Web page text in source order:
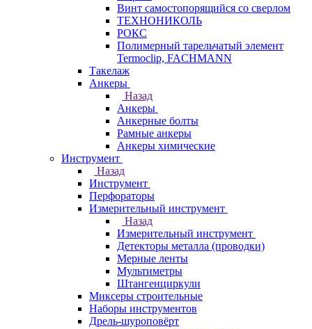
Винт самостопорящийся со сверлом
ТЕХНОНИКОЛЬ
РОКС
Полимерный тарельчатый элемент
Termoclip, FACHMANN
Такелаж
Анкеры
Назад
Анкеры
Анкерные болты
Рамные анкеры
Анкеры химические
Инструмент
Назад
Инструмент
Перфораторы
Измерительный инструмент
Назад
Измерительный инструмент
Детекторы металла (проводки)
Мерные ленты
Мультиметры
Штангенциркули
Миксеры строительные
Наборы инструментов
Дрель-шуроповёрт